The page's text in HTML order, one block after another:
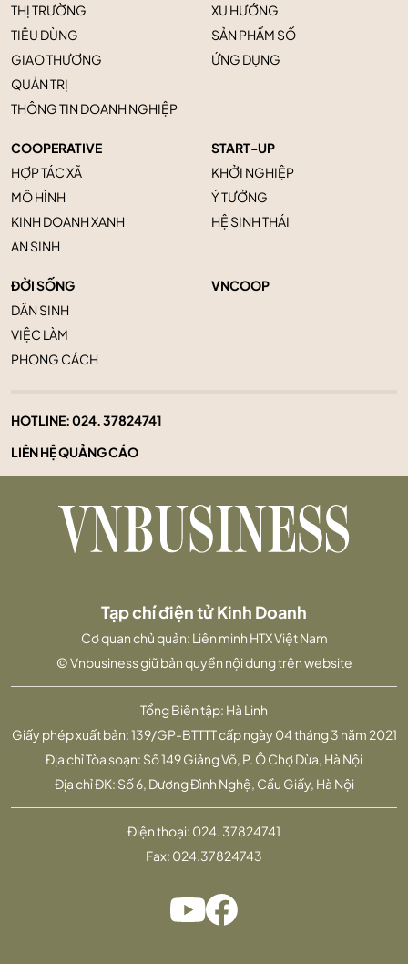
THỊ TRƯỜNG
TIÊU DÙNG
GIAO THƯƠNG
QUẢN TRỊ
THÔNG TIN DOANH NGHIỆP
XU HƯỚNG
SẢN PHẨM SỐ
ỨNG DỤNG
COOPERATIVE
HỢP TÁC XÃ
MÔ HÌNH
KINH DOANH XANH
AN SINH
START-UP
KHỞI NGHIỆP
Ý TƯỞNG
HỆ SINH THÁI
ĐỜI SỐNG
DÂN SINH
VIỆC LÀM
PHONG CÁCH
VNCOOP
HOTLINE:024. 37824741
LIÊN HỆ QUẢNG CÁO
Tổng Biên tập: Hà Linh
Giấy phép xuất bản: 139/GP-BTTTT cấp ngày 04 tháng 3 năm 2021
Địa chỉ Tòa soạn: Số 149 Giảng Võ, P. Ô Chợ Dừa, Hà Nội
Địa chỉ ĐK: Số 6, Dương Đình Nghệ, Cầu Giấy, Hà Nội
Tạp chí điện tử Kinh Doanh
Cơ quan chủ quản: Liên minh HTX Việt Nam
© Vnbusiness giữ bản quyền nội dung trên website
Điện thoại: 024. 37824741
Fax: 024.37824743